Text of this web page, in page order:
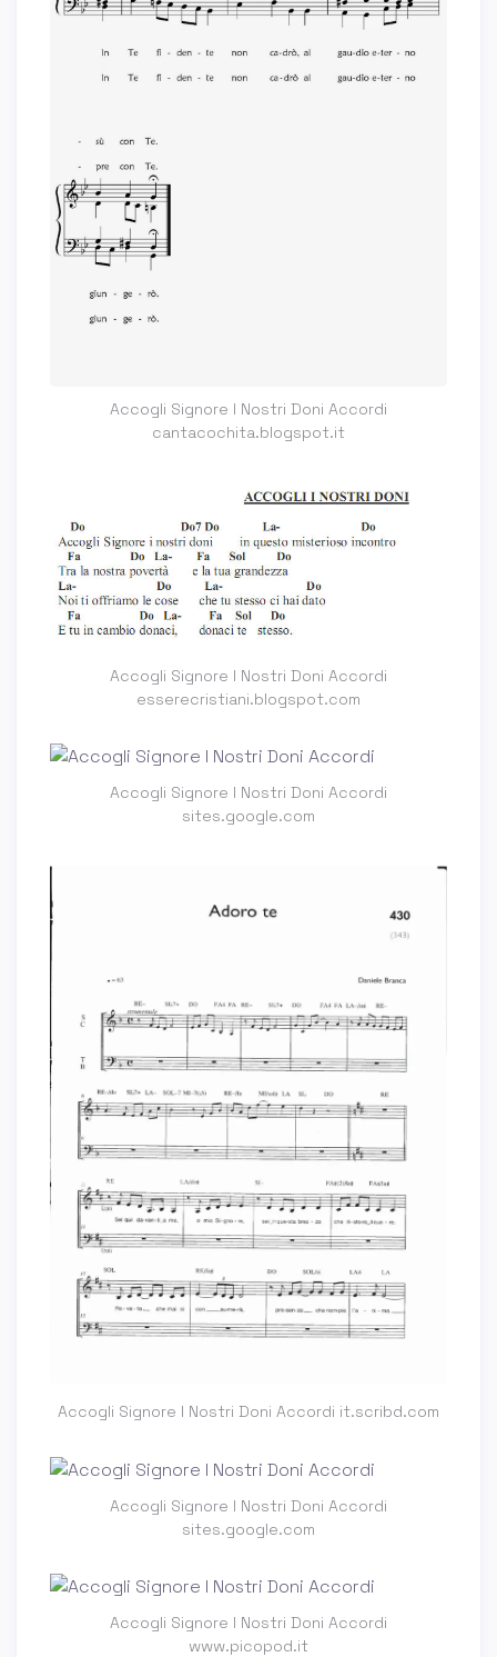
Accogli Signore I Nostri Doni Accordi
cantacochita.blogspot.it
Accogli Signore I Nostri Doni Accordi
esserecristiani.blogspot.com
Accogli Signore I Nostri Doni Accordi
sites.google.com
Accogli Signore I Nostri Doni Accordi it.scribd.com
Accogli Signore I Nostri Doni Accordi
sites.google.com
Accogli Signore I Nostri Doni Accordi
www.picopod.it